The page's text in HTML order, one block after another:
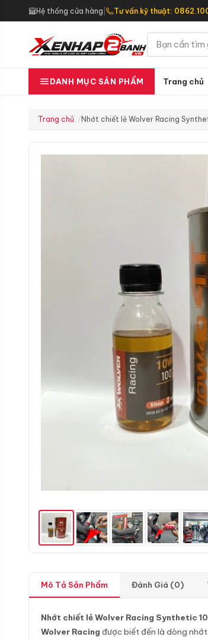
Hệ thống cửa hàng Tư vấn kỹ thuật:
DANH MỤC SẢN PHẨM Trang chủ
Trang chủ Nhớt chiết lẻ Wolver Racing
Mô Tả Sản Phẩm Đánh Giá (0)
Nhớt chiết lẻ Wolver Racing Synthetic
Wolver Racing được biết đến là dòng